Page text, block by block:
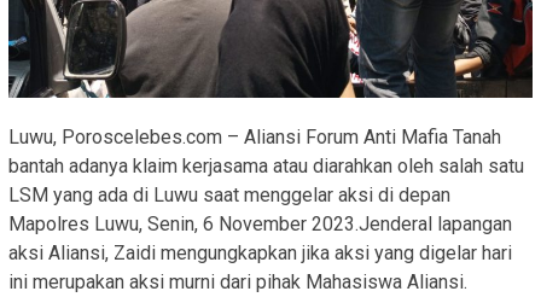
Luwu, Poroscelebes.com – Aliansi Forum Anti Mafia Tanah
bantah adanya klaim kerjasama atau diarahkan oleh salah satu
LSM yang ada di Luwu saat menggelar aksi di depan
Mapolres Luwu, Senin, 6 November 2023.Jenderal lapangan
aksi Aliansi, Zaidi mengungkapkan jika aksi yang digelar hari
ini merupakan aksi murni dari pihak Mahasiswa Aliansi.